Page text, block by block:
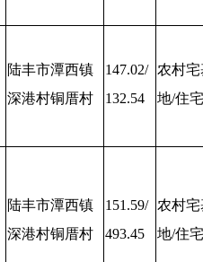
陆丰市潭西镇
深港村铜厝村
147.02/
132.54
农村宅
地/住宅
陆丰市潭西镇
深港村铜厝村
151.59/
493.45
农村宅
地/住宅